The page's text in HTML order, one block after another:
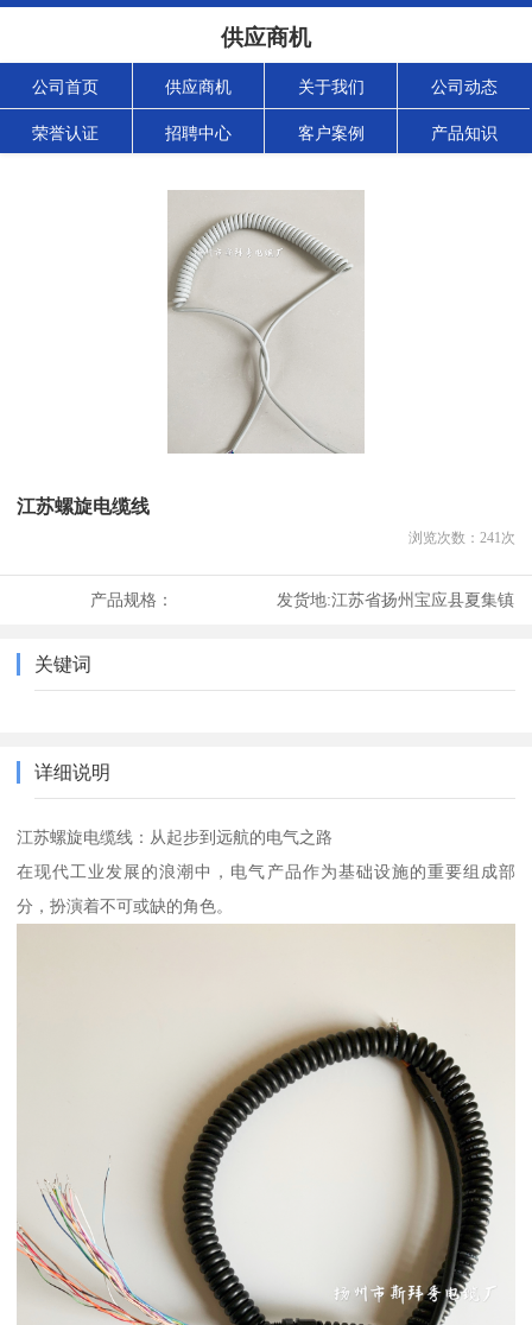
供应商机
公司首页 供应商机 关于我们 公司动态
荣誉认证 招聘中心 客户案例 产品知识
江苏螺旋电缆线
浏览次数： 241次
产品规格： 发货地:江苏省扬州宝应县夏集镇
关键词
详细说明
江苏螺旋电缆线：从起步到远航的电气之路
在现代工业发展的浪潮中，电气产品作为基础设施的重要组成部
分，扮演着不可或缺的角色。